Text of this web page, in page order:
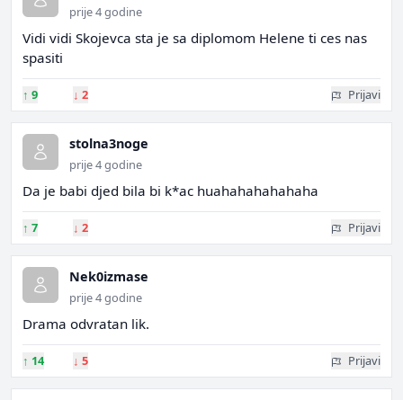
prije 4 godine
Vidi vidi Skojevca sta je sa diplomom Helene ti ces nas
spasiti
↑ 9 ↓ 2 Prijavi
stolna3noge
prije 4 godine
Da je babi djed bila bi k*ac huahahahahahaha
↑ 7 ↓ 2 Prijavi
Nek0izmase
prije 4 godine
Drama odvratan lik.
↑ 14 ↓ 5 Prijavi